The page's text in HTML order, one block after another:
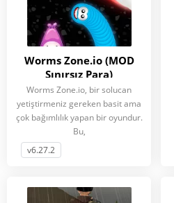
Worms Zone.io (MOD
Sınırsız Para)
Worms Zone.io, bir solucan
yetiştirmeniz gereken basit ama
çok bağımlılık yapan bir oyundur.
Bu,
v6.27.2